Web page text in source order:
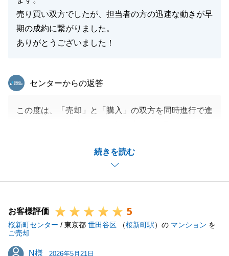
売り買い双方でしたが、担当者の方の迅速な動きが早
期の成約に繋がりました。
ありがとうございました！
続きを読む
東急リバブル
センターからの返答
この度は、「売却」と「購入」の双方を同時進行で進
こそ、このスピード成約が実現いたしました。
心より感謝申し上げます。
お引越し後何かとご多忙とは存じますが、お困りのこ
お気軽にご連絡下さい。_
今後とも末永いお付き合いのほど、よろしくお願い申
し上げます。
お客様評価 5
桜新町センター / 東京都 世田谷区 （桜新町駅）の マンション を
ご売却
N様
N様 2026年5月21日